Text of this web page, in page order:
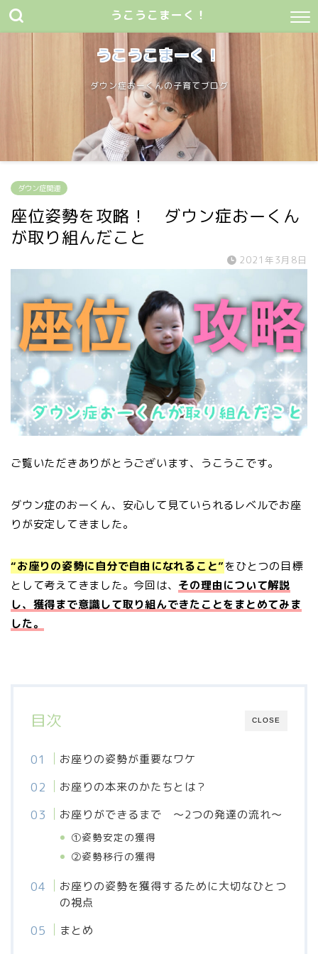
うこうこまーく！
うこうこまーく！
ダウン症おーくんの子育てブログ
ダウン症関連
座位姿勢を攻略！ ダウン症おーくん
が取り組んだこと
2021年3月8日
ご覧いただきありがとうございます、うこうこです。
ダウン症のおーくん、安心して見ていられるレベルでお座
りが安定してきました。
“お座りの姿勢に自分で自由になれること”をひとつの目標
として考えてきました。今回は、 その理由について解説
し、獲得まで意識して取り組んできたことをまとめてみま
した。
CLOSE
目次
お座りの姿勢が重要なワケ
お座りの本来のかたちとは？
お座りができるまで 〜2つの発達の流れ〜
①姿勢安定の獲得
②姿勢移行の獲得
お座りの姿勢を獲得するために大切なひとつ
の視点
まとめ